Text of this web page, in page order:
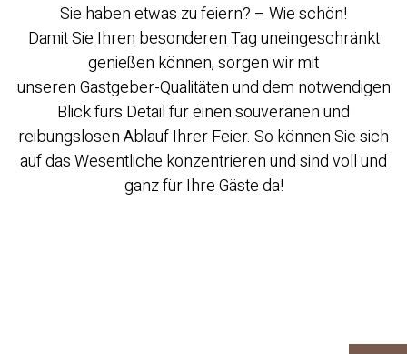
Sie haben etwas zu feiern? – Wie schön!
Damit Sie Ihren besonderen Tag uneingeschränkt
genießen können, sorgen wir mit
unseren Gastgeber-Qualitäten und dem notwendigen
Blick fürs Detail für einen souveränen und
reibungslosen Ablauf Ihrer Feier. So können Sie sich
auf das Wesentliche konzentrieren und sind voll und
ganz für Ihre Gäste da!